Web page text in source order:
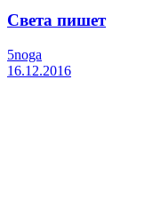
Света пишет
5noga
16.12.2016